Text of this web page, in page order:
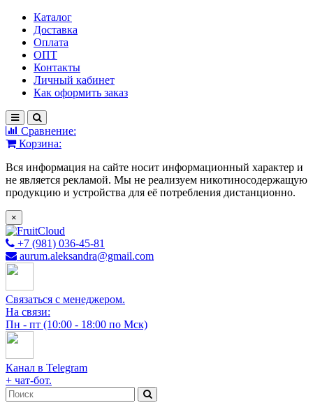
Каталог
Доставка
Оплата
ОПТ
Контакты
Личный кабинет
Как оформить заказ
Сравнение:
Корзина:
Вся информация на сайте носит информационный характер и
не является рекламой. Мы не реализуем никотиносодержащую
продукцию и устройства для её потребления дистанционно.
×
+7 (981) 036-45-81
aurum.aleksandra@gmail.com
Связаться с менеджером.
На связи:
Пн - пт (10:00 - 18:00 по Мск)
Канал в Telegram
+ чат-бот.